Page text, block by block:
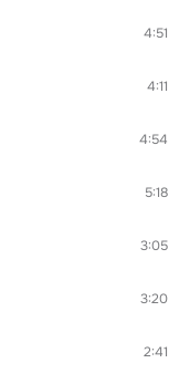
4:51
4:11
4:54
5:18
3:05
3:20
2:41